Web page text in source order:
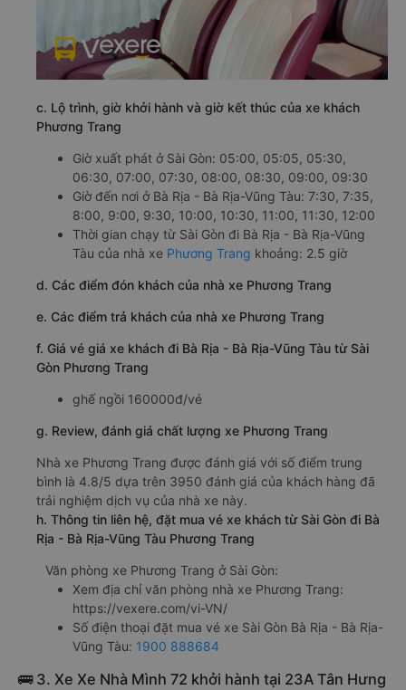
c. Lộ trình, giờ khởi hành và giờ kết thúc của xe khách
Phương Trang
Giờ xuất phát ở Sài Gòn: 05:00, 05:05, 05:30,
06:30, 07:00, 07:30, 08:00, 08:30, 09:00, 09:30
Giờ đến nơi ở Bà Rịa - Bà Rịa-Vũng Tàu: 7:30, 7:35,
8:00, 9:00, 9:30, 10:00, 10:30, 11:00, 11:30, 12:00
Thời gian chạy từ Sài Gòn đi Bà Rịa - Bà Rịa-Vũng
Tàu của nhà xe Phương Trang khoảng: 2.5 giờ
d. Các điểm đón khách của nhà xe Phương Trang
e. Các điểm trả khách của nhà xe Phương Trang
f. Giá vé giá xe khách đi Bà Rịa - Bà Rịa-Vũng Tàu từ Sài
Gòn Phương Trang
ghế ngồi 160000đ/vé
g. Review, đánh giá chất lượng xe Phương Trang
Nhà xe Phương Trang được đánh giá với số điểm trung
bình là 4.8/5 dựa trên 3950 đánh giá của khách hàng đã
trải nghiệm dịch vụ của nhà xe này.
h. Thông tin liên hệ, đặt mua vé xe khách từ Sài Gòn đi Bà
Rịa - Bà Rịa-Vũng Tàu Phương Trang
Văn phòng xe Phương Trang ở Sài Gòn:
Xem địa chỉ văn phòng nhà xe Phương Trang:
https://vexere.com/vi-VN/
Số điện thoại đặt mua vé xe Sài Gòn Bà Rịa - Bà Rịa-
Vũng Tàu: 1900 888684
🚌 3. Xe Xe Nhà Mình 72 khởi hành tại 23A Tân Hưng